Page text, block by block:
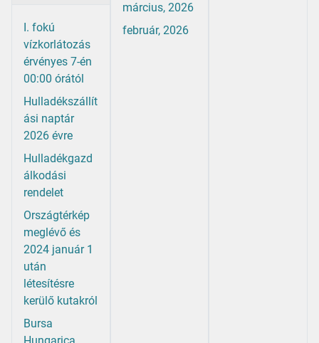
I. fokú
vízkorlátozás
érvényes 7-én
00:00 órától
Hulladékszállít
ási naptár
2026 évre
Hulladékgazd
álkodási
rendelet
Országtérkép
meglévő és
2024 január 1
után
létesítésre
kerülő kutakról
Bursa
március, 2026
február, 2026